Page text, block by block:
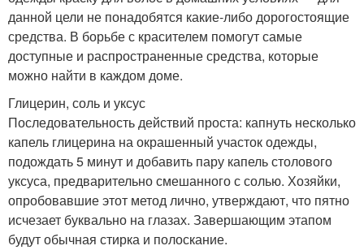
данной цели не понадобятся какие-либо дорогостоящие
средства. В борьбе с красителем помогут самые
доступные и распространенные средства, которые
можно найти в каждом доме.
Глицерин, соль и уксус
Последовательность действий проста: капнуть несколько
капель глицерина на окрашенный участок одежды,
подождать 5 минут и добавить пару капель столового
уксуса, предварительно смешанного с солью. Хозяйки,
опробовавшие этот метод лично, утверждают, что пятно
исчезает буквально на глазах. Завершающим этапом
будут обычная стирка и полоскание.